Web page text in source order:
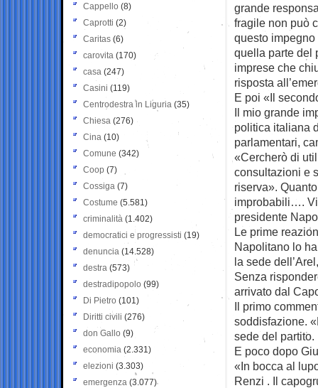
grande
fragile non può
questo
quella parte del
imprese che
risposta
E poi «Il
Il mio grande
politica italiana
parlamentari,
«Cercherò di
consultazioni e
riserva».
improbabili…. Vi
presidente
Le prime
Napolitano lo
la sede
Senza
arrivato dal
Il primo
soddisfazione.
sede del partito.
E poco dopo
«In bocca al
Renzi . Il
Cappello (8)
Caprotti (2)
Caritas (6)
carovita (170)
casa (247)
Casini (119)
Centrodestra in Liguria (35)
Chiesa (276)
Cina (10)
Comune (342)
Coop (7)
Cossiga (7)
Costume (5.581)
criminalità (1.402)
democratici e progressisti (19)
denuncia (14.528)
destra (573)
destradipopolo (99)
Di Pietro (101)
Diritti civili (276)
don Gallo (9)
economia (2.331)
elezioni (3.303)
emergenza (3.077)